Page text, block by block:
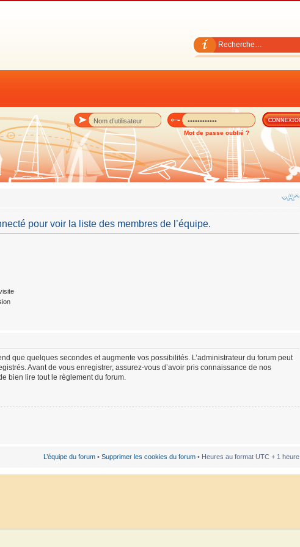
Mot de passe oublié ?
pour voir la liste des membres de l’équipe.
que quelques secondes et augmente vos possibilités. L’administrateur du forum peut
Avant de vous enregistrer, assurez-vous d’avoir pris connaissance de nos
bien lire tout le règlement du forum.
L’équipe du forum • Supprimer les cookies du forum • Heures au format UTC + 1 heure